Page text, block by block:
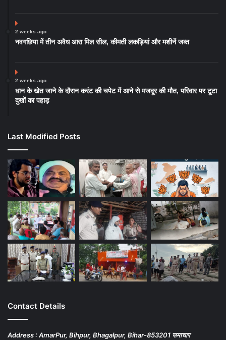
2 weeks ago
नवगछिया में तीन अवैध आरा मिल सील, कीमती लकड़ियां और मशीनें जब्त
2 weeks ago
धान के खेत जाने के दौरान करंट की चपेट में आने से मजदूर की मौत, परिवार पर टूटा
दुखों का पहाड़
Last Modified Posts
Contact Details
Address : AmarPur, Bihpur, Bhagalpur, Bihar-853201 समाचार